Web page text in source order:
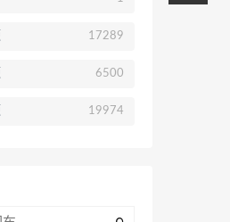
17289
6500
19974